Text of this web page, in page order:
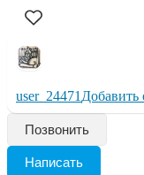
user_24471 Добавить
Позвонить
Написать